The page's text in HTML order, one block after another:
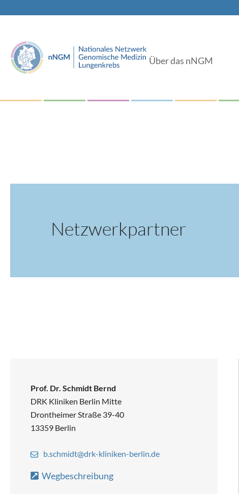
Über das nNGM
Netzwerkpartner
Prof. Dr. Schmidt Bernd
DRK Kliniken Berlin Mitte
Drontheimer Straße 39-40
13359 Berlin
b.schmidt@drk-kliniken-berlin.de
Wegbeschreibung